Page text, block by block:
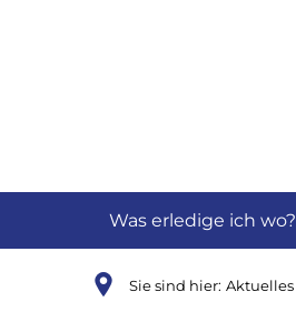
Was erledige ich wo?
Sie sind hier: Aktuelles